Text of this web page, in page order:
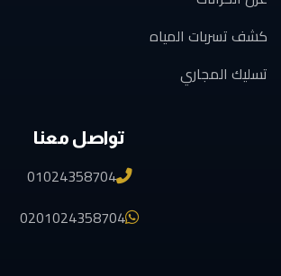
كشف تسربات المياه
تسليك المجاري
تواصل معنا
01024358704
0201024358704